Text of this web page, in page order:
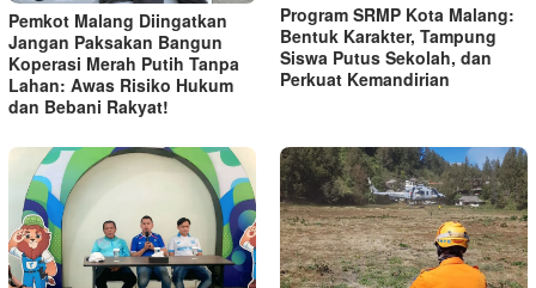
Pemkot Malang Diingatkan
Jangan Paksakan Bangun
Koperasi Merah Putih Tanpa
Lahan: Awas Risiko Hukum
dan Bebani Rakyat!
Program SRMP Kota Malang:
Bentuk Karakter, Tampung
Siswa Putus Sekolah, dan
Perkuat Kemandirian